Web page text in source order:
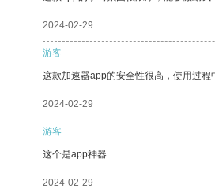
2024-02-29
游客
这款加速器app的安全性很高，使用过程
2024-02-29
游客
这个是app神器
2024-02-29